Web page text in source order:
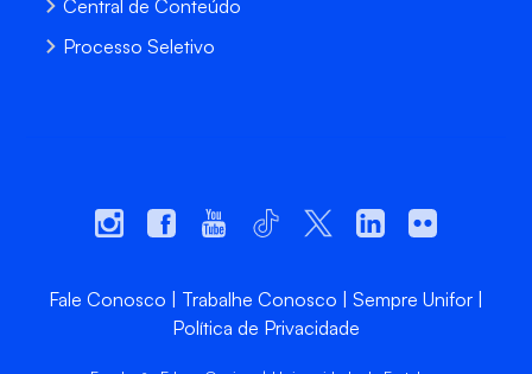
Central de Conteúdo
Processo Seletivo
Fale Conosco Trabalhe Conosco
Sempre Unifor
Política de Privacidade